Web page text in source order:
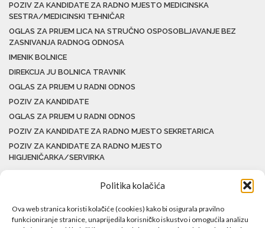
Politika kolačića
Ova web stranica koristi kolačiće (cookies) kako bi osigurala pravilno
funkcioniranje stranice, unaprijedila korisničko iskustvo i omogućila analizu
POZIV ZA KANDIDATE ZA RADNO MJESTO MEDICINSKA
SESTRA/MEDICINSKI TEHNIČAR
OGLAS ZA PRIJEM LICA NA STRUČNO OSPOSOBLJAVANJE BEZ
ZASNIVANJA RADNOG ODNOSA
IMENIK BOLNICE
DIREKCIJA JU BOLNICA TRAVNIK
OGLAS ZA PRIJEM U RADNI ODNOS
POZIV ZA KANDIDATE
OGLAS ZA PRIJEM U RADNI ODNOS
POZIV ZA KANDIDATE ZA RADNO MJESTO SEKRETARICA
POZIV ZA KANDIDATE ZA RADNO MJESTO
HIGIJENIČARKA/SERVIRKA